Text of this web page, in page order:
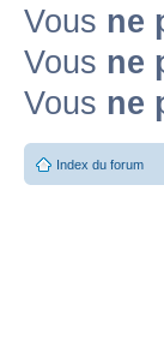
Vous ne
Vous ne
Vous ne
Index du forum